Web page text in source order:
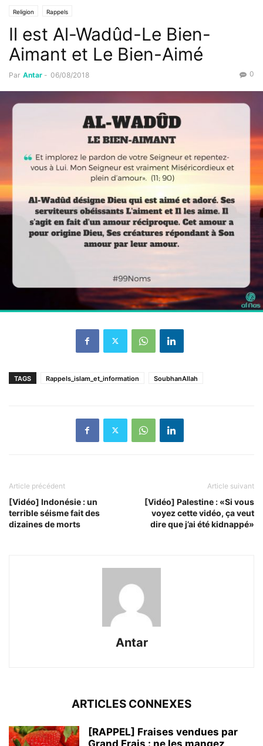
Religion Rappels
Il est Al-Wadûd-Le Bien-
Aimant et Le Bien-Aimé
Par Antar - 06/08/2018 0
TAGS Rappels_islam_et_information SoubhanAllah
Article précédent
[Vidéo] Indonésie : un
terrible séisme fait des
dizaines de morts
Article suivant
[Vidéo] Palestine : «Si vous
voyez cette vidéo, ça veut
dire que j’ai été kidnappé»
Antar
ARTICLES CONNEXES
[RAPPEL] Fraises vendues par
Grand Frais : ne les mangez